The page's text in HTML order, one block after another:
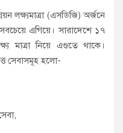
লক্ষ্যমাত্রা (এসডিজি) অর্জনে
এগিয়ে। সারাদেশে ১৭
মাত্রা নিয়ে এগুতে থাকে।
সেবাসমূহ হলো-